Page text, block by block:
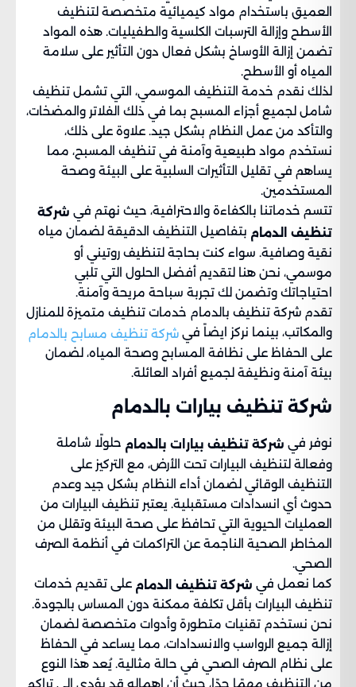
العميق باستخدام مواد كيميائية متخصصة لتنظيف
الأسطح وإزالة الترسبات الكلسية والطفيليات. هذه المواد
تضمن إزالة الأوساخ بشكل فعال دون التأثير على سلامة
المياه أو الأسطح.
لذلك نقدم خدمة التنظيف الموسمي، التي تشمل تنظيف
شامل لجميع أجزاء المسبح بما في ذلك الفلاتر والمضخات،
والتأكد من عمل النظام بشكل جيد. علاوة على ذلك،
نستخدم مواد طبيعية وآمنة في تنظيف المسبح، مما
يساهم في تقليل التأثيرات السلبية على البيئة وصحة
المستخدمين.
تتسم خدماتنا بالكفاءة والاحترافية، حيث نهتم في شركة
تنظيف الدمام بتفاصيل التنظيف الدقيقة لضمان مياه
نقية وصافية. سواء كنت بحاجة لتنظيف روتيني أو
موسمي، نحن هنا لتقديم أفضل الحلول التي تلبي
احتياجاتك وتضمن لك تجربة سباحة مريحة وآمنة.
تقدم شركة تنظيف بالدمام خدمات تنظيف متميزة للمنازل
والمكاتب، بينما نركز ايضاً في شركة تنظيف مسابح بالدمام
على الحفاظ على نظافة المسابح وصحة المياه، لضمان
بيئة آمنة ونظيفة لجميع أفراد العائلة.
شركة تنظيف بيارات بالدمام​
نوفر في شركة تنظيف بيارات بالدمام حلولًا شاملة
وفعالة لتنظيف البيارات تحت الأرض، مع التركيز على
التنظيف الوقائي لضمان أداء النظام بشكل جيد وعدم
حدوث أي انسدادات مستقبلية. يعتبر تنظيف البيارات من
العمليات الحيوية التي تحافظ على صحة البيئة وتقلل من
المخاطر الصحية الناجمة عن التراكمات في أنظمة الصرف
الصحي.
كما نعمل في شركة تنظيف الدمام على تقديم خدمات
تنظيف البيارات بأقل تكلفة ممكنة دون المساس بالجودة.
نحن نستخدم تقنيات متطورة وأدوات متخصصة لضمان
إزالة جميع الرواسب والانسدادات، مما يساعد في الحفاظ
على نظام الصرف الصحي في حالة مثالية. يُعد هذا النوع
من التنظيف مهمًا جدًا، حيث أن إهماله قد يؤدي إلى تراكم